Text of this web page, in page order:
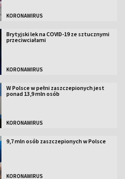
KORONAWIRUS
Brytyjski lek na COVID-19 ze sztucznymi
przeciwciałami
KORONAWIRUS
W Polsce w pełni zaszczepionych jest
ponad 13,9 mln osób
KORONAWIRUS
9,7 mln osób zaszczepionych w Polsce
KORONAWIRUS